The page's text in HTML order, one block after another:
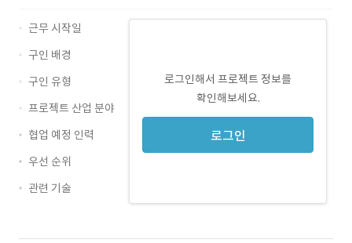
로그인해서 프로젝트 정보를
확인해보세요.
로그인
근무 시작일
구인 배경
구인 유형
프로젝트 산업 분야
협업 예정 인력
우선 순위
관련 기술